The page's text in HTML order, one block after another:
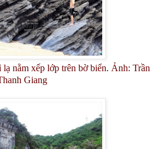
nằm xếp lớp trên bờ biển. Ảnh: Trần
Giang